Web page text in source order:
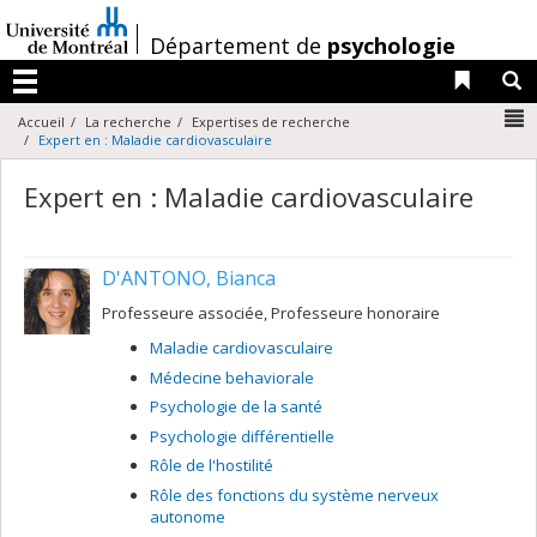
au
contenu
/Département de psychologie
Menu
Liens
Accueil La recherche
Expertises de recherche
Expert en : Maladie cardiovasculaire
Expert en : Maladie cardiovasculaire
D'ANTONO, Bianca
Professeure associée, Professeure honoraire
Maladie cardiovasculaire
Médecine behaviorale
Psychologie de la santé
Psychologie différentielle
Rôle de l'hostilité
Rôle des fonctions du système nerveux
autonome